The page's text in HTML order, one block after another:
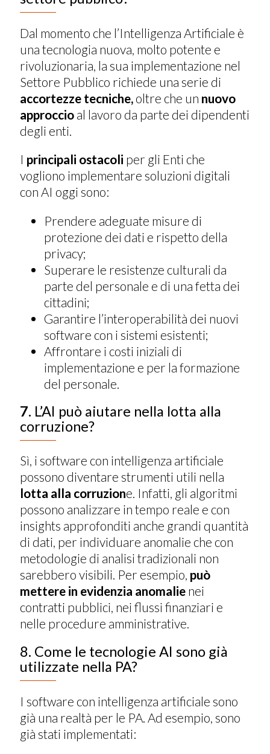
Dal momento che l’Intelligenza Artificiale è
una tecnologia nuova, molto potente e
rivoluzionaria, la sua implementazione nel
Settore Pubblico richiede una serie di
accortezze tecniche, oltre che un nuovo
approccio al lavoro da parte dei dipendenti
degli enti.
I principali ostacoli per gli Enti che
vogliono implementare soluzioni digitali
con AI oggi sono:
Prendere adeguate misure di
protezione dei dati e rispetto della
privacy;
Superare le resistenze culturali da
parte del personale e di una fetta dei
cittadini;
Garantire l’interoperabilità dei nuovi
software con i sistemi esistenti;
Affrontare i costi iniziali di
implementazione e per la formazione
del personale.
7. L’AI può aiutare nella lotta alla
corruzione?
Sì, i software con intelligenza artificiale
possono diventare strumenti utili nella
lotta alla corruzione. Infatti, gli algoritmi
possono analizzare in tempo reale e con
insights approfonditi anche grandi quantità
di dati, per individuare anomalie che con
metodologie di analisi tradizionali non
sarebbero visibili. Per esempio, può
mettere in evidenzia anomalie nei
contratti pubblici, nei flussi finanziari e
nelle procedure amministrative.
8. Come le tecnologie AI sono già
utilizzate nella PA?
I software con intelligenza artificiale sono
già una realtà per le PA. Ad esempio, sono
già stati implementati: